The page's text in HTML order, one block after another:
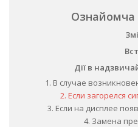
Ознайомча
Дії в
1. В случае
2. Если загорелся
3. Если на дисплее
4. Замена